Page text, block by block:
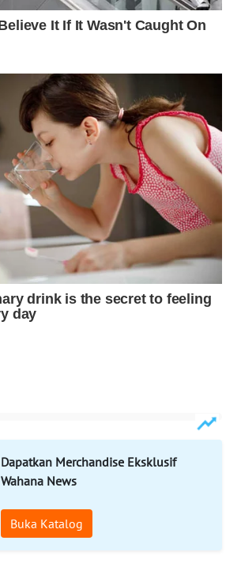
Dapatkan Merchandise Eksklusif
Wahana News
Buka Katalog